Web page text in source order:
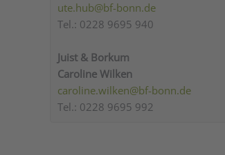
ute.hub@bf-bonn.de
Tel.: 0228 9695 940
Juist & Borkum
Caroline Wilken
caroline.wilken@bf-bonn.de
Tel.: 0228 9695 992